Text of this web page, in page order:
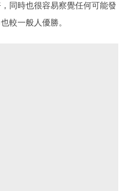
同時也很容易察覺任何可能發
較一般人優勝。